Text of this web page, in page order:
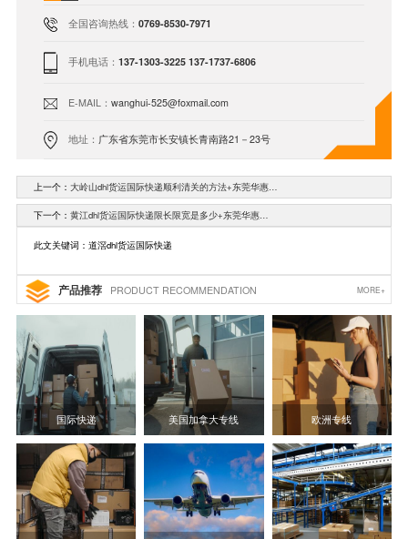
全国咨询热线：0769-8530-7971
手机电话：137-1303-3225 137-1737-6806
E-MAIL：wanghui-525@foxmail.com
地址： 广东省东莞市长安镇长青南路21－23号
上一个： 大岭山dhl货运国际快递顺利清关的方法+东莞华惠…
下一个： 黄江dhl货运国际快递限长限宽是多少+东莞华惠…
此文关键词：道滘dhl货运国际快递
产品推荐 PRODUCT RECOMMENDATION MORE+
国际快递 美国加拿大专线 欧洲专线